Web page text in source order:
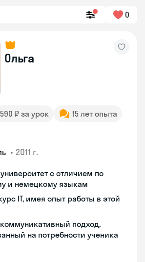
0
Ольга
₽ за урок
15 лет опыта
• 2011 г.
с отличием по
и немецкому языкам
IT, имея опыт работы в этой
коммуникативный подход,
на потребности ученика